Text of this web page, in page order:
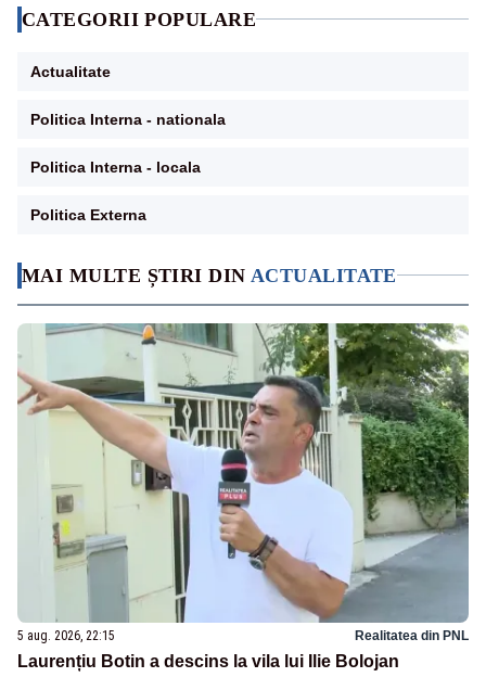
MAI MULTE ȘTIRI DIN ACTUALITATE
5 aug. 2026, 22:15 Realitatea din PNL
Laurențiu Botin a descins la vila lui Ilie Bolojan
CATEGORII POPULARE
Actualitate
Politica Interna - nationala
Politica Interna - locala
Politica Externa